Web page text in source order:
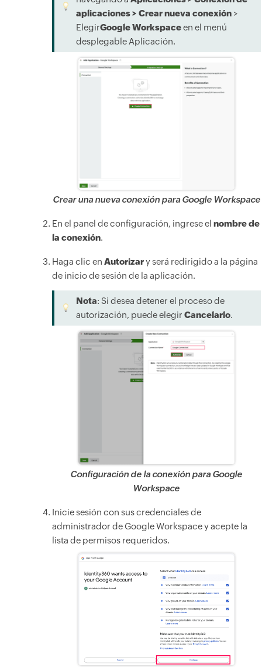
aplicaciones > Crear nueva conexión >
ElegirGoogle Workspaceen el menú
desplegable Aplicación.
Crear una nueva conexión para Google Workspace
En el panel de configuración, ingrese el nombre de
la conexión.
Haga clic en Autorizary será redirigido a la página
de inicio de sesión de la aplicación.
Nota: Si desea detener el proceso de
autorización, puede elegir Cancelarlo.
Configuración de la conexión para Google
Workspace
Inicie sesión con sus credenciales de
administrador de Google Workspace y acepte la
lista de permisos requeridos.